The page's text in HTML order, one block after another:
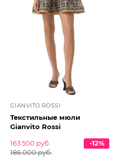
GIANVITO ROSSI
Текстильные мюли
Gianvito Rossi
163 500 руб.
186 000 руб.
-12%